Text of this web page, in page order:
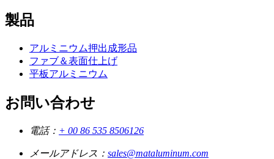
製品
アルミニウム押出成形品
ファブ＆表面仕上げ
平板アルミニウム
お問い合わせ
電話： + 00 86 535 8506126
メールアドレス： sales@mataluminum.com